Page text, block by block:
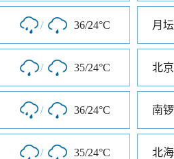
/ 36/24°C 月
/ 35/24°C 北
/ 36/24°C 南
/ 35/24°C 北